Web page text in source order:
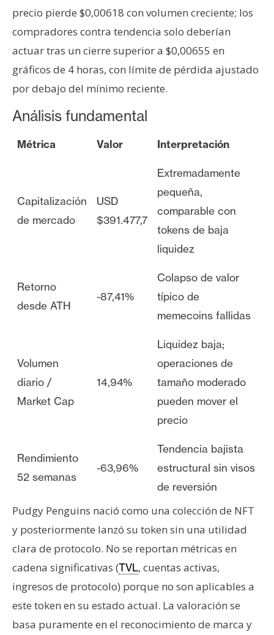
precio pierde $0,00618 con volumen creciente; los
compradores contra tendencia solo deberían
actuar tras un cierre superior a $0,00655 en
gráficos de 4 horas, con límite de pérdida ajustado
por debajo del mínimo reciente.
Análisis fundamental
Métrica Valor Interpretación
Capitalización
de mercado
USD
$391.477,7
Extremadamente
pequeña,
comparable con
tokens de baja
liquidez
Retorno
desde ATH
-87,41%
Colapso de valor
típico de
memecoins fallidas
Volumen
diario /
Market Cap
14,94%
Liquidez baja;
operaciones de
tamaño moderado
pueden mover el
precio
Rendimiento
52 semanas
-63,96%
Tendencia bajista
estructural sin visos
de reversión
Pudgy Penguins nació como una colección de NFT
y posteriormente lanzó su token sin una utilidad
clara de protocolo. No se reportan métricas en
cadena significativas (TVL, cuentas activas,
ingresos de protocolo) porque no son aplicables a
este token en su estado actual. La valoración se
basa puramente en el reconocimiento de marca y